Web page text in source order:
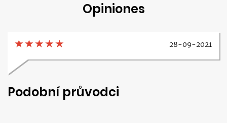
Opiniones
28-09-2021
Podobní průvodci